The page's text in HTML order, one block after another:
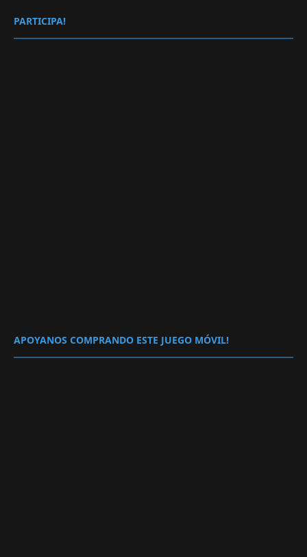
PARTICIPA!
APOYANOS COMPRANDO ESTE JUEGO MÓVIL!